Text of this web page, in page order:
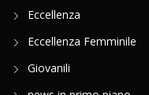
Eccellenza
Eccellenza Femminile
Giovanili